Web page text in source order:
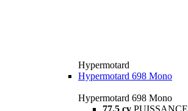
Hypermotard
Hypermotard 698 Mono
Hypermotard 698 Mono
77.5 cv PUISSANCE